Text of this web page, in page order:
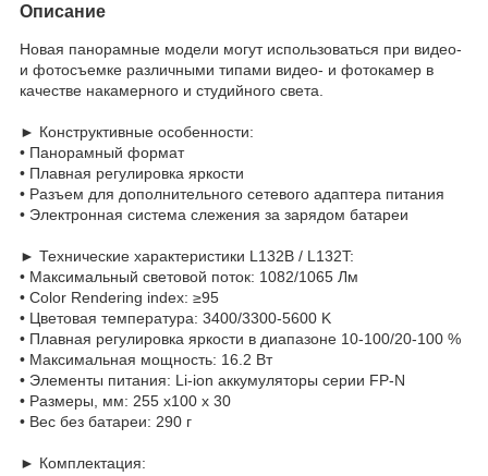
Описание
Новая панорамные модели могут использоваться при видео-
и фотосъемке различными типами видео- и фотокамер в
качестве накамерного и студийного света.
► Конструктивные особенности:
• Панорамный формат
• Плавная регулировка яркости
• Разъем для дополнительного сетевого адаптера питания
• Электронная система слежения за зарядом батареи
► Технические характеристики L132B / L132T:
• Максимальный световой поток: 1082/1065 Лм
• Color Rendering index: ≥95
• Цветовая температура: 3400/3300-5600 K
• Плавная регулировка яркости в диапазоне 10-100/20-100 %
• Максимальная мощность: 16.2 Вт
• Элементы питания: Li-ion аккумуляторы серии FP-N
• Размеры, мм: 255 х100 х 30
• Вес без батареи: 290 г
► Комплектация: